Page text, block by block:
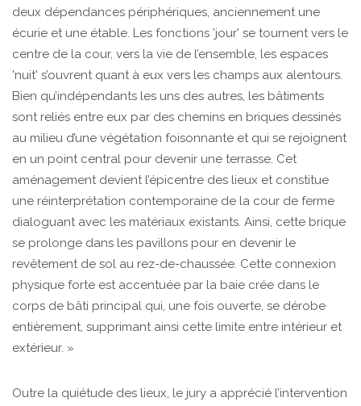
deux dépendances périphériques, anciennement une
écurie et une étable. Les fonctions 'jour' se tournent vers le
centre de la cour, vers la vie de l’ensemble, les espaces
'nuit' s’ouvrent quant à eux vers les champs aux alentours.
Bien qu’indépendants les uns des autres, les bâtiments
sont reliés entre eux par des chemins en briques dessinés
au milieu d’une végétation foisonnante et qui se rejoignent
en un point central pour devenir une terrasse. Cet
aménagement devient l’épicentre des lieux et constitue
une réinterprétation contemporaine de la cour de ferme
dialoguant avec les matériaux existants. Ainsi, cette brique
se prolonge dans les pavillons pour en devenir le
revêtement de sol au rez-de-chaussée. Cette connexion
physique forte est accentuée par la baie crée dans le
corps de bâti principal qui, une fois ouverte, se dérobe
entièrement, supprimant ainsi cette limite entre intérieur et
extérieur. »
Outre la quiétude des lieux, le jury a apprécié l’intervention